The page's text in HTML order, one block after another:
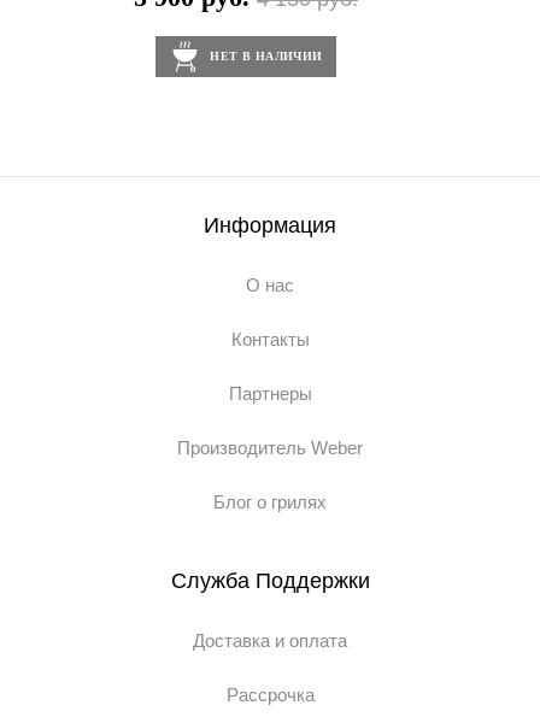
НЕТ В НАЛИЧИИ
Информация
О нас
Контакты
Партнеры
Производитель Weber
Блог о грилях
Служба Поддержки
Доставка и оплата
Рассрочка